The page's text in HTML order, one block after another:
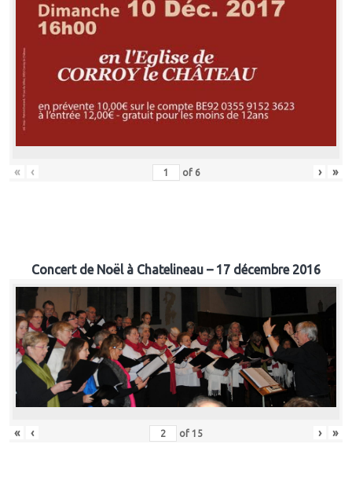
« ‹ of 6 › »
Concert de Noël à Chatelineau – 17 décembre 2016
« ‹ of 15 › »